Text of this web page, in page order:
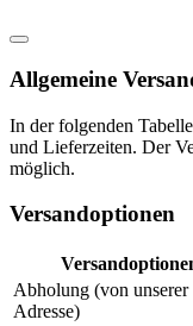
Allgemeine
In der folgenden
und Lieferzeiten. Der
möglich.
Versandoptionen
Abholung (von unserer
Adresse)